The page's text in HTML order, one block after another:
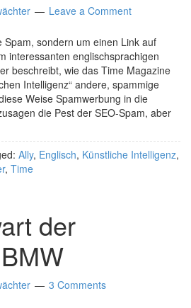
Leave a Comment
Spam, sondern um einen Link auf
interessanten englischsprachigen
beschreibt, wie das Time Magazine
Intelligenz“ andere, spammige
Weise Spamwerbung in die
die Pest der SEO-Spam, aber
Ally, Englisch, Künstliche Intelligenz,
, Time
der
3 Comments